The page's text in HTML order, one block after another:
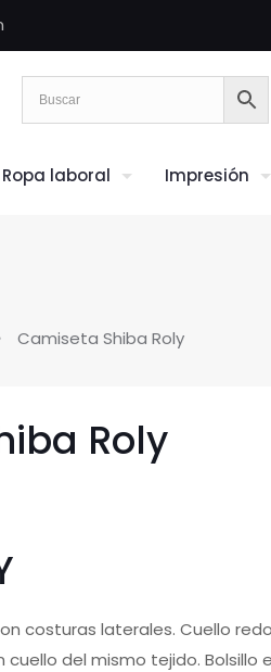
Ropa laboral Impresión
Camiseta Shiba Roly
Roly
costuras laterales. Cuello
cuello del mismo tejido. Bolsillo